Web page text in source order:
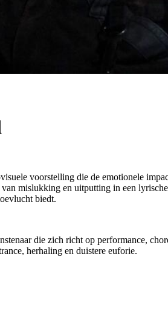
voorstelling die de emotionele
mislukking en uitputting in een
biedt.
die zich richt op performance,
herhaling en duistere euforie.